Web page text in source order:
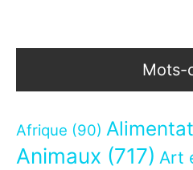
Mots-
Afrique (90)
Animaux (717) Art